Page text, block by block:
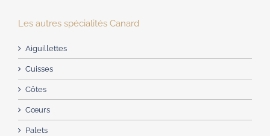
Les autres spécialités Canard
Aiguillettes
Cuisses
Côtes
Cœurs
Palets